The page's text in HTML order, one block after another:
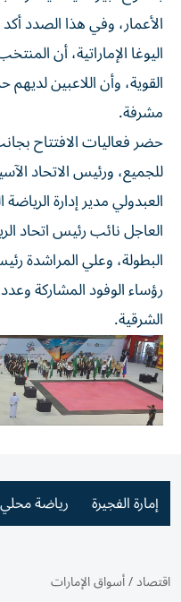
الأعمار، وفي هذا الصدد
اليوغا الإماراتية، أن
القوية، وأن اللاعبين
مشرفة.
حضر فعاليات الافتتاح
للجميع، ورئيس الاتحاد
العبدولي مدير إدارة
العاجل نائب رئيس اتحاد
البطولة، وعلي المراشدة
رؤساء الوفود المشاركة
الشرقية.
إمارة الفجيرة رياضة محلي
اقتصاد/أسواق الإمارات